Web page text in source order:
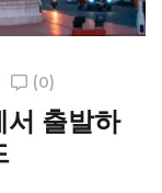
(0)
서 출발하